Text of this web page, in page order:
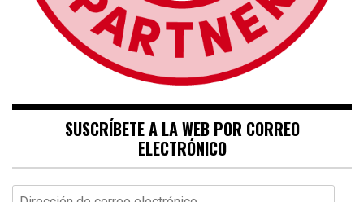
SUSCRÍBETE A LA WEB POR CORREO
ELECTRÓNICO
Dirección